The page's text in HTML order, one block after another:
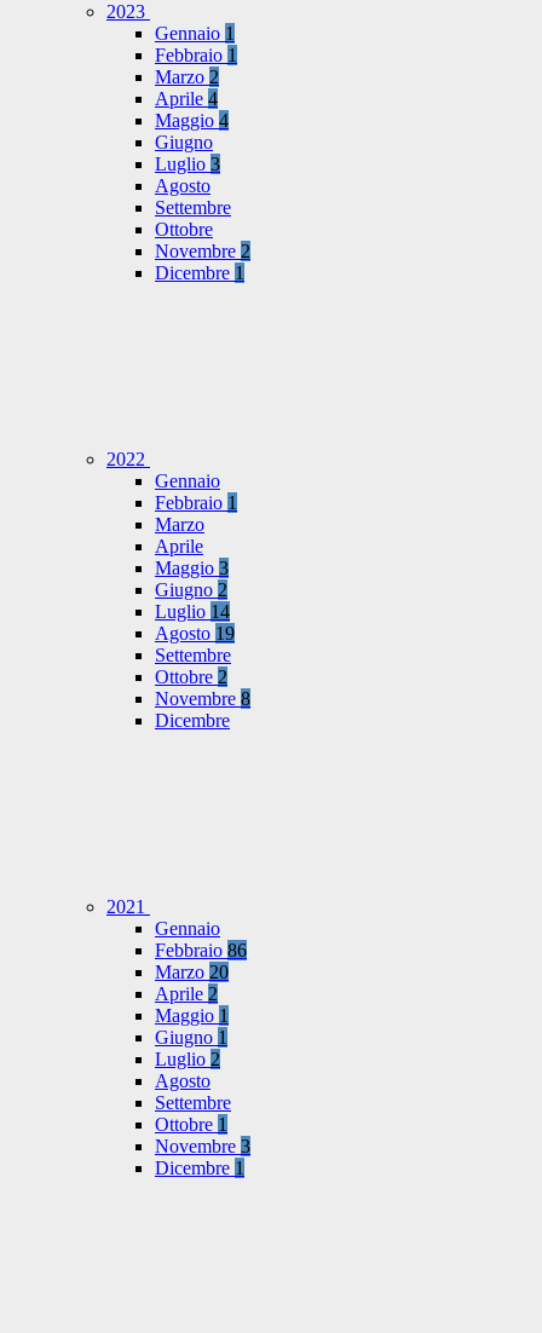
2023
Gennaio 1
Febbraio 1
Marzo 2
Aprile 4
Maggio 4
Giugno
Luglio 3
Agosto
Settembre
Ottobre
Novembre 2
Dicembre 1
2022
Gennaio
Febbraio 1
Marzo
Aprile
Maggio 3
Giugno 2
Luglio 14
Agosto 19
Settembre
Ottobre 2
Novembre 8
Dicembre
2021
Gennaio
Febbraio 86
Marzo 20
Aprile 2
Maggio 1
Giugno 1
Luglio 2
Agosto
Settembre
Ottobre 1
Novembre 3
Dicembre 1